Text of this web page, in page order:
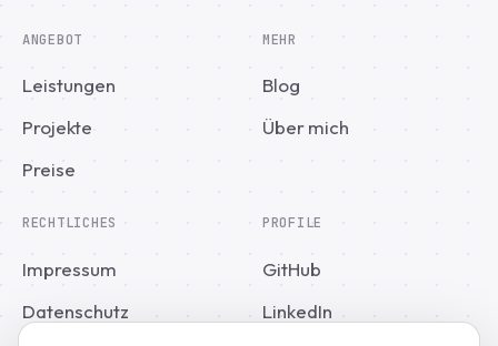
ANGEBOT
Leistungen
Projekte
Preise
MEHR
Blog
Über mich
RECHTLICHES
Impressum
Datenschutz
PROFILE
GitHub
LinkedIn